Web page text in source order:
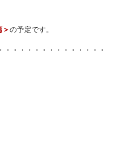
＞の予定です。
・・・・・・・・・・・・・・